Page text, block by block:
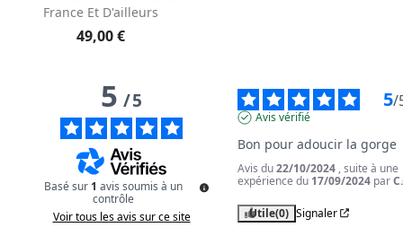
France Et D'ailleurs
49,00 €
5/5
Basé sur 1 avis soumis à un
contrôle
Voir tous les avis sur ce site
5/
Avis vérifié
Bon pour adoucir la gorge
Avis du22/10/2024 , suite à une
expérience du 17/09/2024 par
Utile(0) Signaler